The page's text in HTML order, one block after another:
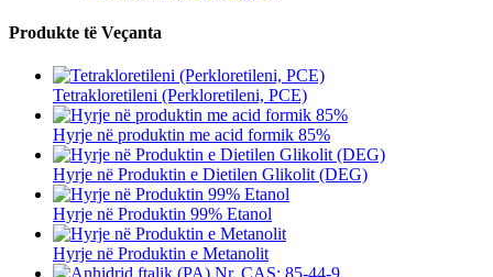
Produkte të Veçanta
Tetrakloretileni (Perkloretileni, PCE)
Hyrje në produktin me acid formik 85%
Hyrje në Produktin e Dietilen Glikolit (DEG)
Hyrje në Produktin 99% Etanol
Hyrje në Produktin e Metanolit